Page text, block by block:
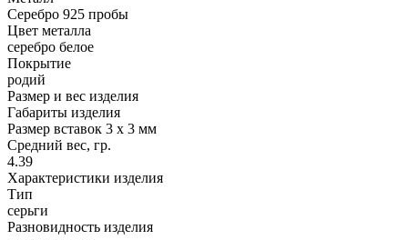
Серебро 925 пробы
Цвет металла
серебро белое
Покрытие
родий
Размер и вес изделия
Габариты изделия
Размер вставок 3 х 3 мм
Средний вес, гр.
4.39
Характеристики изделия
Тип
серьги
Разновидность изделия